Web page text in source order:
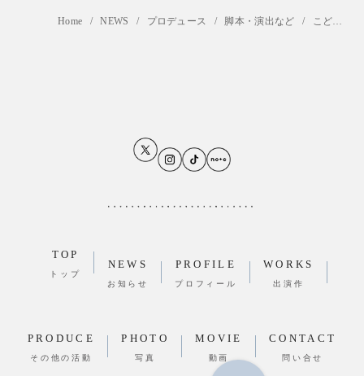
Home NEWS プロデュース 脚本・演出など こどもミュージカル脚本提供
TOP
トップ
NEWS
お知らせ
PROFILE
プロフィール
WORKS
出演作
PRODUCE
その他の活動
PHOTO
写真
MOVIE
動画
CONTACT
問い合せ